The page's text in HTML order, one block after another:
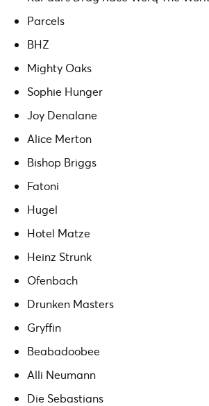
Parcels
BHZ
Mighty Oaks
Sophie Hunger
Joy Denalane
Alice Merton
Bishop Briggs
Fatoni
Hugel
Hotel Matze
Heinz Strunk
Ofenbach
Drunken Masters
Gryffin
Beabadoobee
Alli Neumann
Die Sebastians